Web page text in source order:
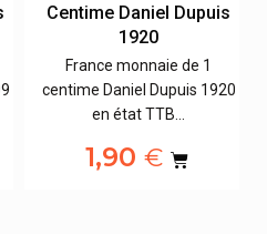
Centime Daniel Dupuis
1920
France monnaie de 1
centime Daniel Dupuis 1920
en état TTB…
1,90€